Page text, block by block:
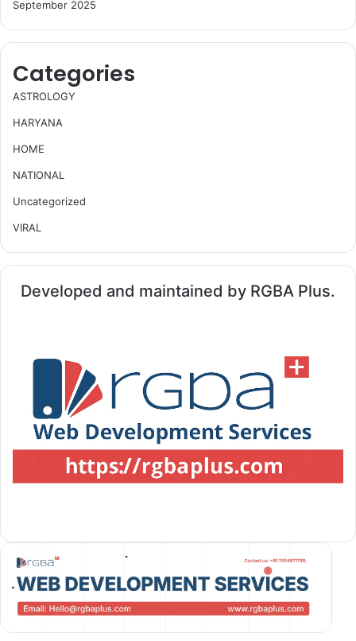
September 2025
Categories
ASTROLOGY
HARYANA
HOME
NATIONAL
Uncategorized
VIRAL
Developed and maintained by RGBA Plus.